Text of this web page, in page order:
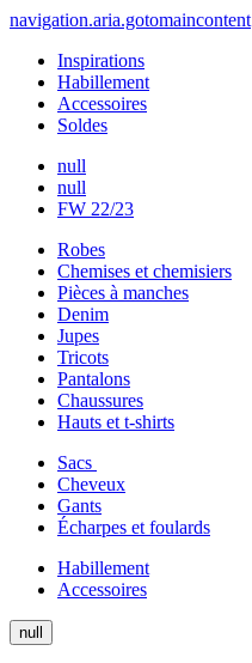
navigation.aria.gotomaincontent
Inspirations
Habillement
Accessoires
Soldes
null
null
FW 22/23
Robes
Chemises et chemisiers
Pièces à manches
Denim
Jupes
Tricots
Pantalons
Chaussures
Hauts et t-shirts
Sacs
Cheveux
Gants
Écharpes et foulards
Habillement
Accessoires
null